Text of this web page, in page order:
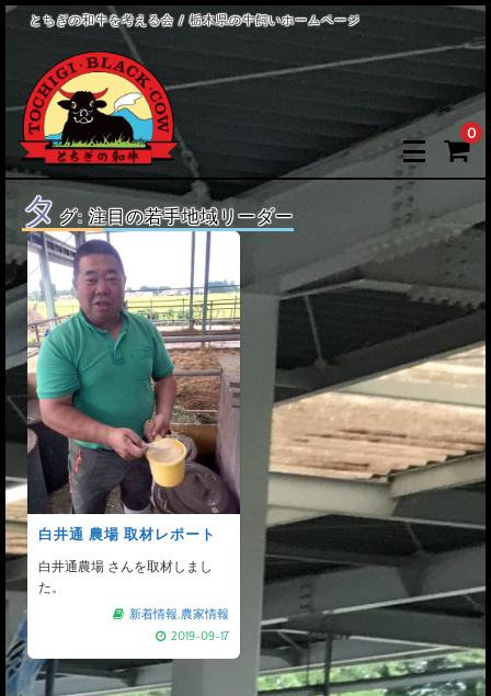
とちぎの和牛を考える会 / 栃木県の牛飼いホームページ
0
タ グ:注目の若手地域リーダー
白井通 農場 取材レポート
白井通農場 さんを取材しまし
た。
新着情報,農家情報
2019-09-17